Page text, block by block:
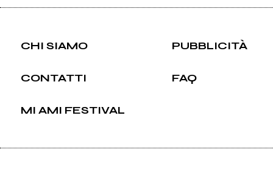
CHI SIAMO PUBBLICITÀ
CONTATTI FAQ
MI AMI FESTIVAL